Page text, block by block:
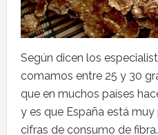
Según dicen los
comamos entre 25 y 30
que en muchos países
y es que España está
cifras de consumo de